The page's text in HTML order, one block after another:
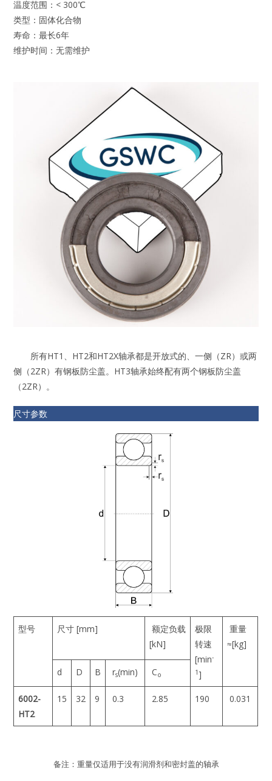
温度范围：< 300℃
类型：固体化合物
寿命：最长6年
维护时间：无需维护
所有HT1、HT2和HT2X轴承都是开放式的、一侧（ZR）或两
侧（2ZR）有钢板防尘盖。HT3轴承始终配有两个钢板防尘盖
（2ZR）。
尺寸参数
型号 尺寸 [mm]
额定负载
[kN]
极限
转速
[min-
1]
重量
≈[kg]
d D B rs(min) Co
6002-
HT2
15 32 9 0.3 2.85 190 0.031
备注：重量仅适用于没有润滑剂和密封盖的轴承